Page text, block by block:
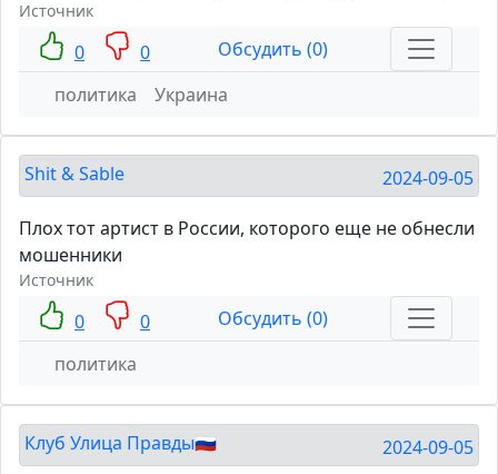
Источник
0 0
Обсудить (0)
политика
Украина
Shit & Sable 2024-09-05
Плох тот артист в России, которого еще не обнесли
мошенники
Источник
0 0
Обсудить (0)
политика
Клуб Улица Правды🇷🇺 2024-09-05